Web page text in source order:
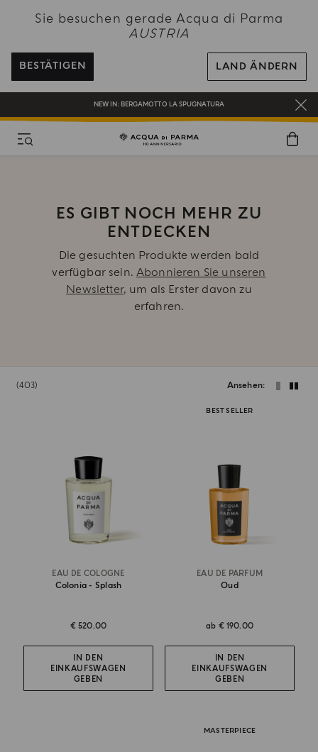
Sie besuchen gerade Acqua di Parma
AUSTRIA
BESTÄTIGEN LAND ÄNDERN
BEI ALLEN BESTELLUNGEN ÜBER 120€ ERHALTEN SIE EINE KOSTENLOSE
LIEFERUNG
REGISTRIEREN SIE SICH UND GENIESSEN SIE EINE WELT VOLLER VORTEILE
EIN GESCHENK FÜR SIE AUF ALLE BESTELLUNGEN ÜBER 180€
NEW IN: BERGAMOTTO LA SPUGNATURA
ES GIBT NOCH MEHR ZU
ENTDECKEN
Die gesuchten Produkte werden bald
verfügbar sein.Abonnieren Sie unseren
Newsletter, um als Erster davon zu
erfahren.
403 Ansehen
EAU DE COLOGNE
Colonia - Splash
€ 520.00
IN DEN
EINKAUFSWAGEN
GEBEN
BEST SELLER
EAU DE PARFUM
Oud
ab € 190.00
IN DEN
EINKAUFSWAGEN
GEBEN
MASTERPIECE